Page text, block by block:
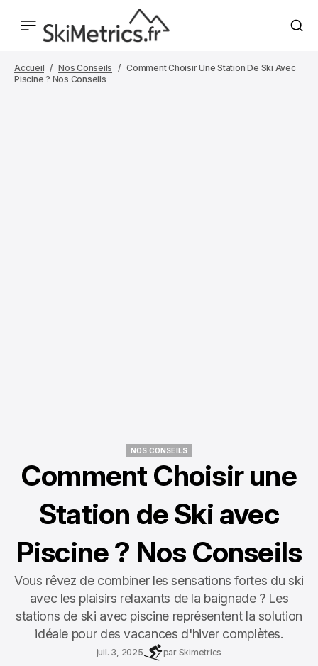
Accueil Nos Conseils
Comment Choisir Une Station De Ski Avec
Piscine ? Nos Conseils
NOS CONSEILS
Comment Choisir une
Station de Ski avec
Piscine ? Nos Conseils
Vous rêvez de combiner les sensations fortes du ski
avec les plaisirs relaxants de la baignade ? Les
stations de ski avec piscine représentent la solution
idéale pour des vacances d'hiver complètes.
juil. 3, 2025 par Skimetrics